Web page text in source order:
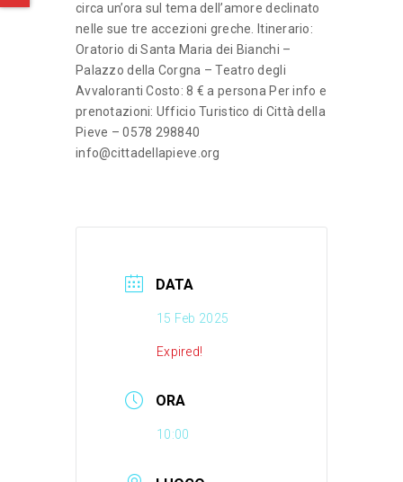
circa un’ora sul tema dell’amore declinato
nelle sue tre accezioni greche. Itinerario:
Oratorio di Santa Maria dei Bianchi –
Palazzo della Corgna – Teatro degli
Avvaloranti Costo: 8 € a persona Per info e
prenotazioni: Ufficio Turistico di Città della
Pieve – 0578 298840
info@cittadellapieve.org
DATA
15 Feb 2025
Expired!
ORA
10:00